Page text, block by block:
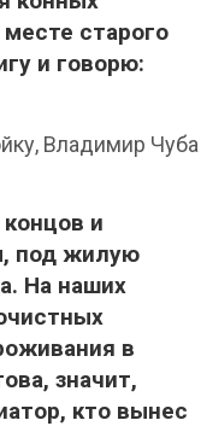
старого
и говорю:
Владимир Чуба
и
под жилую
На наших
в
значит,
кто вынес